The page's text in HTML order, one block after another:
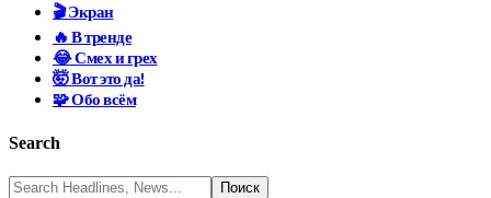
🎬 Экран
🔥 В тренде
😂 Смех и грех
🤯 Вот это да!
🧩 Обо всём
Search